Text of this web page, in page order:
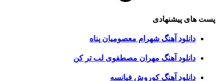
پست های پیشنهادی
دانلود آهنگ شهرام معصومیان پناه
دانلود آهنگ مهران مصطفوی لب تر کن
دانلود آهنگ کوروش فیانسه